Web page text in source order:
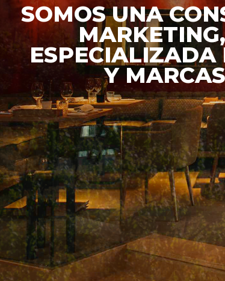
SOMOS UNA
ESPECIALIZADA
Y